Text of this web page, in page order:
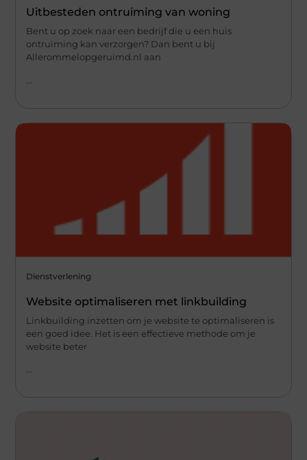
Uitbesteden ontruiming van woning
Bent u op zoek naar een bedrijf die u een huis
ontruiming kan verzorgen? Dan bent u bij
Allerommelopgeruimd.nl aan
Dienstverlening
Website optimaliseren met linkbuilding
Linkbuilding inzetten om je website te optimaliseren is
een goed idee. Het is een effectieve methode om je
website beter